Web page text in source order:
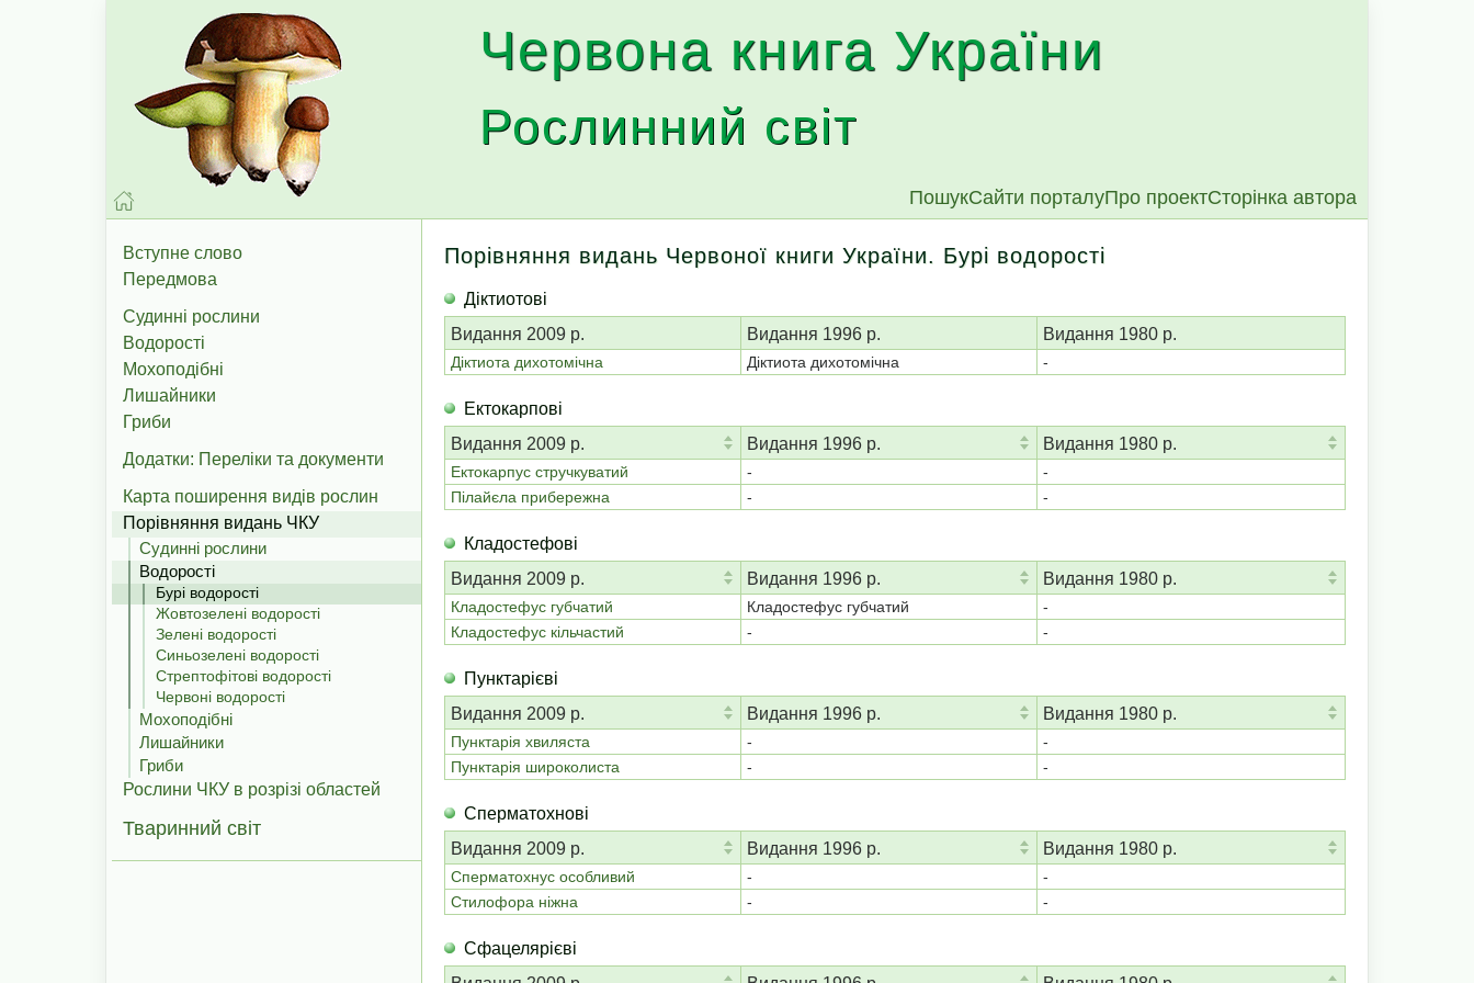
Червона книга України
Рослинний світ
ПошукСайти порталуПро проектСторінка автора
Вступне слово
Передмова
Судинні рослини
Водорості
Мохоподібні
Лишайники
Гриби
Додатки: Переліки та документи
Карта поширення видів рослин
Порівняння видань ЧКУ
Судинні рослини
Водорості
Бурі водорості
Жовтозелені водорості
Зелені водорості
Синьозелені водорості
Стрептофітові водорості
Червоні водорості
Мохоподібні
Лишайники
Гриби
Рослини ЧКУ в розрізі областей
Тваринний світ
Порівняння видань Червоної книги України. Бурі водорості
Діктиотові
Видання 2009 р.
Видання 1996 р. Видання 1980 р.
Діктиота дихотомічна Діктиота дихотомічна -
Ектокарпові
Видання 2009 р.
Видання 1996 р. Видання 1980 р.
Ектокарпус стручкуватий -
-
Пілайєла прибережна
- -
Кладостефові
Видання 2009 р.
Видання 1996 р. Видання 1980 р.
Кладостефус губчатий Кладостефус губчатий
-
Кладостефус кільчастий
- -
Пунктарієві
Видання 2009 р.
Видання 1996 р. Видання 1980 р.
Пунктарія хвиляста -
-
Пунктарія широколиста
- -
Сперматохнові
Видання 2009 р.
Видання 1996 р. Видання 1980 р.
Сперматохнус особливий -
-
Стилофора ніжна
- -
Сфацелярієві